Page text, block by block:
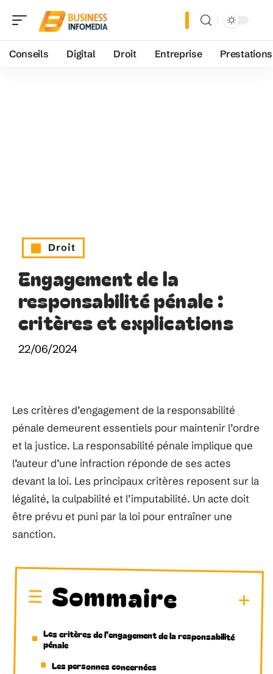
Conseils Digital Droit Entreprise Prestations
Droit
Engagement de la
responsabilité pénale :
critères et explications
22/06/2024
Les critères d’engagement de la responsabilité
pénale demeurent essentiels pour maintenir l’ordre
et la justice. La responsabilité pénale implique que
l’auteur d’une infraction réponde de ses actes
devant la loi. Les principaux critères reposent sur la
légalité, la culpabilité et l’imputabilité. Un acte doit
être prévu et puni par la loi pour entraîner une
sanction.
Sommaire
Les critères de l’engagement de la responsabilité
pénale
Les personnes concernées